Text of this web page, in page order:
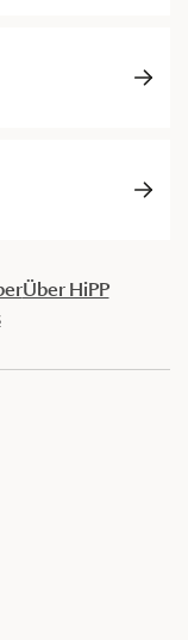
Über HiPP